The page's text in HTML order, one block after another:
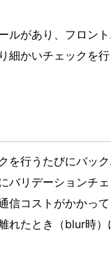
ルがあり、フロン
細かいチェックを
行うたびにバッ
リデーションチ
コストがかかって
れたとき（blur時